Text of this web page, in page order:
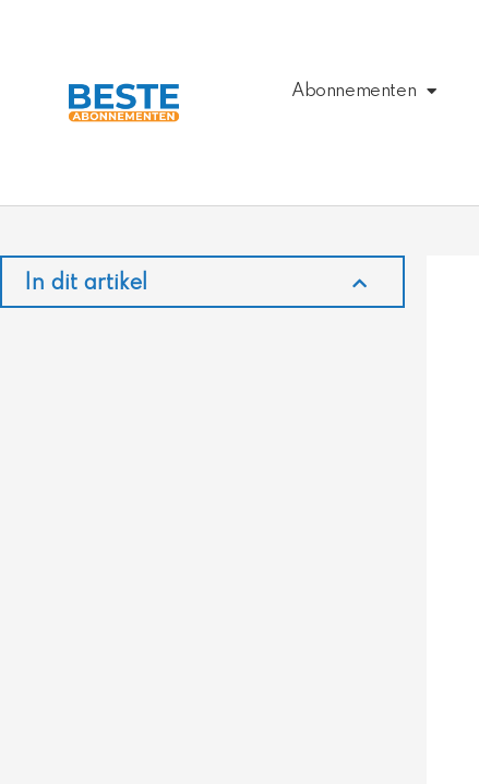
Abonnementen
In dit artikel